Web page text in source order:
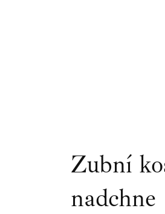
Zubní
nadchne